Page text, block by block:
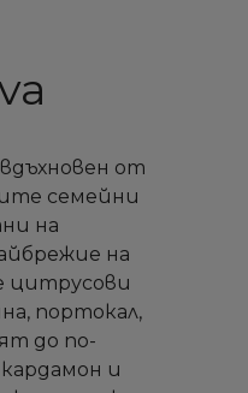
от
семейни
на
на
цитрусови
портокал,
до по-
и